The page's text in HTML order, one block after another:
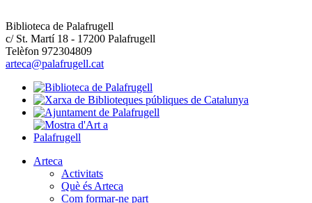
Biblioteca de Palafrugell
c/ St. Martí 18 - 17200 Palafrugell
Telèfon 972304809
arteca@palafrugell.cat
Arteca
Activitats
Què és Arteca
Com formar-ne part